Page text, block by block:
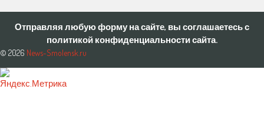
Отправляя любую форму на сайте, вы соглашаетесь с
политикой конфиденциальности сайта.
© 2026 News-Smolensk.ru